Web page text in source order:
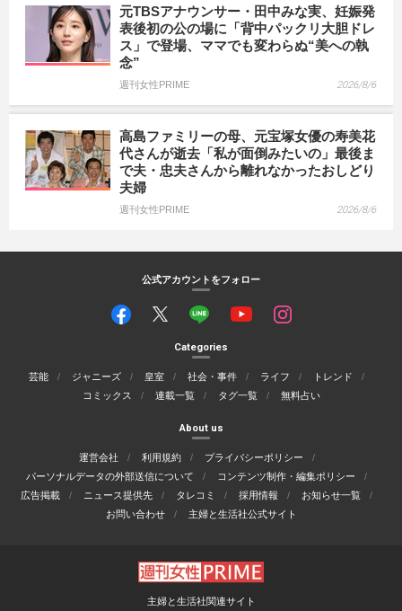
元TBSアナウンサー・田中みな実、妊娠発
表後初の公の場に「背中パックリ大胆ドレ
ス」で登場、ママでも変わらぬ“美への執
念”
週刊女性PRIME 2026/8/6
高島ファミリーの母、元宝塚女優の寿美花
代さんが逝去「私が面倒みたいの」最後ま
で夫・忠夫さんから離れなかったおしどり
夫婦
週刊女性PRIME 2026/8/6
公式アカウントをフォロー
Categories
芸能 ジャニーズ 皇室 社会・事件 ライフ
トレンド
コミックス
連載一覧 タグ一覧 無料占い
About us
運営会社 利用規約
プライバシーポリシー
パーソナルデータの外部送信について
コンテンツ制作・編集ポリシー
広告掲載
ニュース提供先 タレコミ 採用情報
お知らせ一覧
お問い合わせ
主婦と生活社公式サイト
主婦と生活社関連サイト